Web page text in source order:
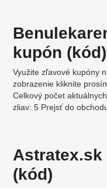
kupón (kód)
Využite zľavové kupóny
zobrazenie kliknite
Celkový počet
zliav: 5 Prejsť do
(kód)